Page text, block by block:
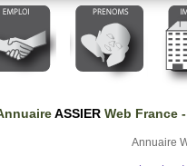
ASSIERWeb France-
Annuaire